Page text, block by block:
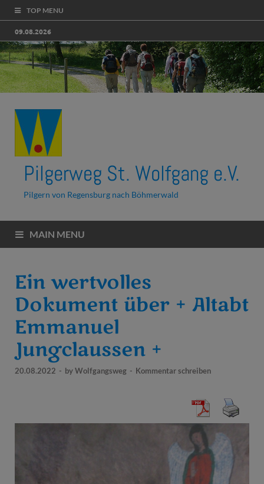
TOP MENU
09.08.2026
Pilgerweg St. Wolfgang e.V.
Pilgern von Regensburg nach Böhmerwald
MAIN MENU
Ein wertvolles
Dokument über + Altabt
Emmanuel
Jungclaussen +
20.08.2022 - byWolfgangsweg - Kommentar schreiben